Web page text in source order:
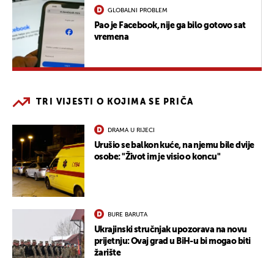
GLOBALNI PROBLEM
Pao je Facebook, nije ga bilo gotovo sat
vremena
TRI VIJESTI O KOJIMA SE PRIČA
DRAMA U RIJECI
Urušio se balkon kuće, na njemu bile dvije
osobe: "Život im je visio o koncu"
BURE BARUTA
Ukrajinski stručnjak upozorava na novu
prijetnju: Ovaj grad u BiH-u bi mogao biti
žarište